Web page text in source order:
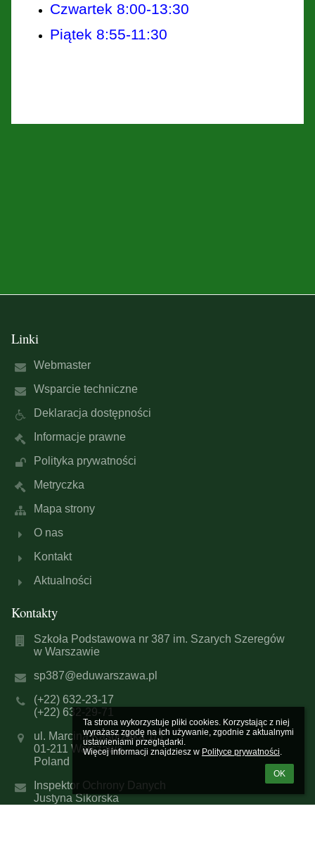
Ta strona wykorzystuje pliki cookies. Korzystając z niej
wyrażasz zgodę na ich używanie, zgodnie z aktualnymi
ustawieniami przeglądarki.
Więcej informacji znajdziesz w Polityce prywatności.
OK
Czwartek 8:00-13:30
Piątek 8:55-11:30
Linki
Webmaster
Wsparcie techniczne
Deklaracja dostępności
Informacje prawne
Polityka prywatności
Metryczka
Mapa strony
O nas
Kontakt
Aktualności
Kontakty
Szkoła Podstawowa nr 387 im. Szarych Szeregów
w Warszawie
sp387@eduwarszawa.pl
(+22) 632-23-17
(+22) 632-29-71
ul. Marcina Kasprzaka 1/3
01-211 Warszawa
Poland
Inspektor Ochrony Danych
Justyna Sikorska